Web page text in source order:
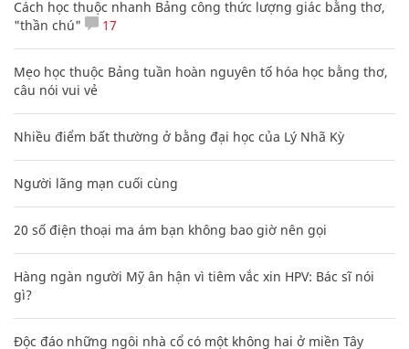
Cách học thuộc nhanh Bảng công thức lượng giác bằng thơ,
"thần chú"
17
Mẹo học thuộc Bảng tuần hoàn nguyên tố hóa học bằng thơ,
câu nói vui vẻ
Nhiều điểm bất thường ở bằng đại học của Lý Nhã Kỳ
Người lãng mạn cuối cùng
20 số điện thoại ma ám bạn không bao giờ nên gọi
Hàng ngàn người Mỹ ân hận vì tiêm vắc xin HPV: Bác sĩ nói
gì?
Độc đáo những ngôi nhà cổ có một không hai ở miền Tây